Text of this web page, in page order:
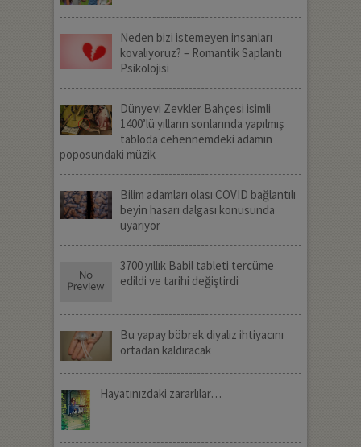
Neden bizi istemeyen insanları
kovalıyoruz? – Romantik Saplantı
Psikolojisi
Dünyevi Zevkler Bahçesi isimli
1400’lü yılların sonlarında yapılmış
tabloda cehennemdeki adamın
poposundaki müzik
Bilim adamları olası COVID bağlantılı
beyin hasarı dalgası konusunda
uyarıyor
3700 yıllık Babil tableti tercüme
edildi ve tarihi değiştirdi
Bu yapay böbrek diyaliz ihtiyacını
ortadan kaldıracak
Hayatınızdaki zararlılar…